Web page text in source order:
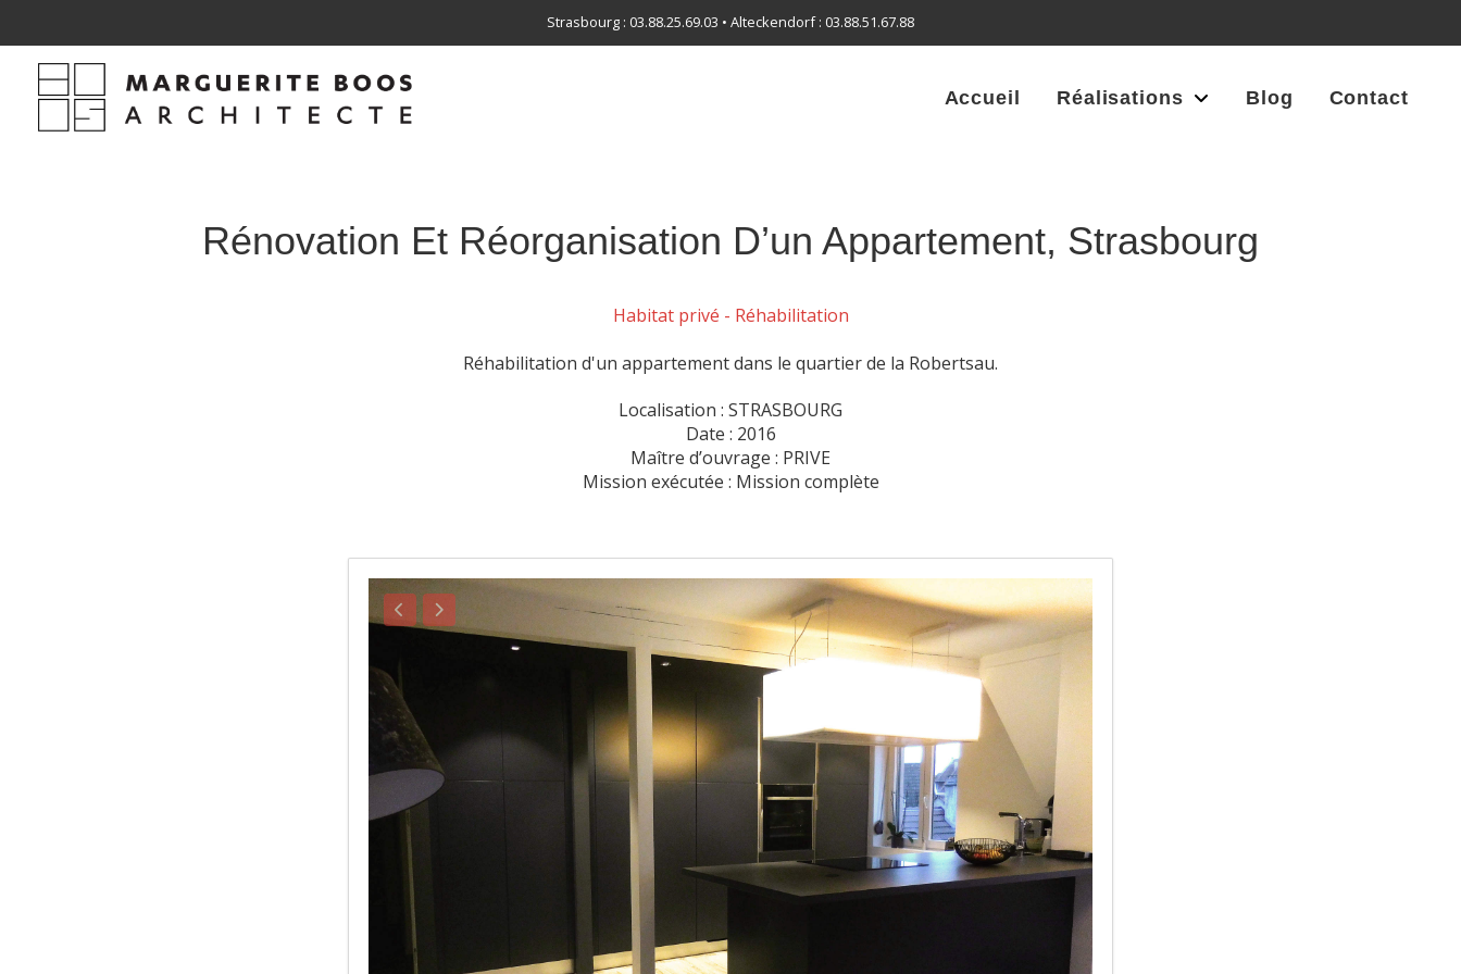
Strasbourg : 03.88.25.69.03 • Alteckendorf : 03.88.51.67.88
Accueil Réalisations Blog Contact
Rénovation Et Réorganisation D’un Appartement, Strasbourg
Habitat privé - Réhabilitation
Réhabilitation d'un appartement dans le quartier de la Robertsau.
Localisation : STRASBOURG
Date : 2016
Maître d’ouvrage : PRIVE
Mission exécutée : Mission complète